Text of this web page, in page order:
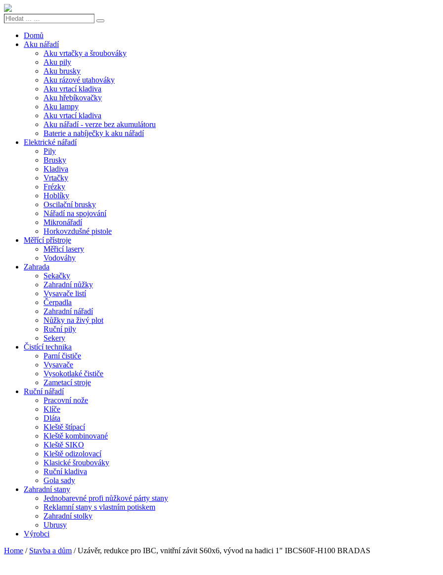
Hledat
Search
Domů
Aku nářadí
Aku vrtačky a šroubováky
Aku pily
Aku brusky
Aku rázové utahováky
Aku vrtací kladiva
Aku hřebíkovačky
Aku lampy
Aku vrtací kladiva
Aku nářadí - verze bez akumulátoru
Baterie a nabíječky k aku nářadí
Elektrické nářadí
Pily
Brusky
Kladiva
Vrtačky
Frézky
Hoblíky
Oscilační brusky
Nářadí na spojování
Mikronářadí
Horkovzdušné pistole
Měřící přístroje
Měřicí lasery
Vodováhy
Zahrada
Sekačky
Zahradní nůžky
Vysavače listí
Čerpadla
Zahradní nářadí
Nůžky na živý plot
Ruční pily
Sekery
Čistící technika
Parní čističe
Vysavače
Vysokotlaké čističe
Zametací stroje
Ruční nářadí
Pracovní nože
Klíče
Dláta
Kleště štípací
Kleště kombinované
Kleště SIKO
Kleště odizolovací
Klasické šroubováky
Ruční kladiva
Gola sady
Zahradní stany
Jednobarevné profi nůžkové párty stany
Reklamní stany s vlastním potiskem
Zahradní stolky
Ubrusy
Výrobci
Home / Stavba a dům / Uzávěr, redukce pro IBC, vnitřní závit S60x6, vývod na hadici 1" IBCS60F-H100 BRADAS